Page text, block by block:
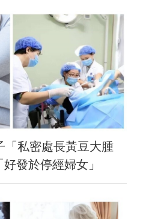
「私密處長黃豆大腫
發於停經婦女」